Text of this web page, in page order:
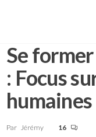
Se
: Focus
humaines
Par Jérémy 16